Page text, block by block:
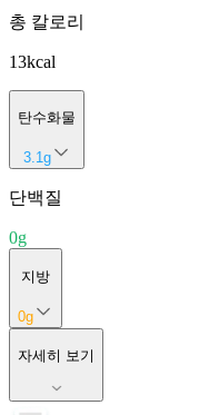
총 칼로리
13kcal
탄수화물
3.1g
단백질
0g
지방
0g
자세히 보기